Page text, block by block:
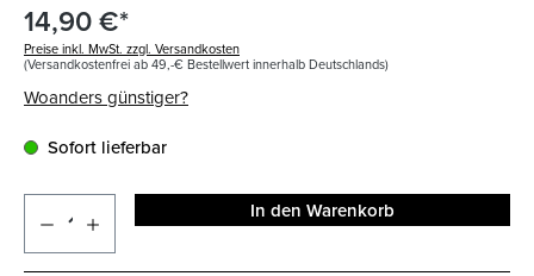
14,90 €*
Preise inkl. MwSt. zzgl. Versandkosten
(Versandkostenfrei ab 49,-€ Bestellwert innerhalb Deutschlands)
Woanders günstiger?
Sofort lieferbar
In den Warenkorb